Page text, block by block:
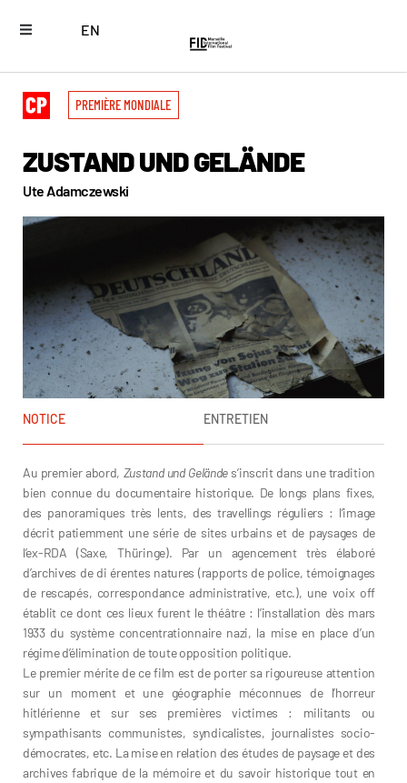
EN
PREMIÈRE MONDIALE
ZUSTAND UND GELÄNDE
Ute Adamczewski
NOTICE ENTRETIEN
Au premier abord, Zustand und Gelände s’inscrit dans une tradition
bien connue du documentaire historique. De longs plans fixes,
des panoramiques très lents, des travellings réguliers : l’image
décrit patiemment une série de sites urbains et de paysages de
l’ex-RDA (Saxe, Thüringe). Par un agencement très élaboré
d’archives de di érentes natures (rapports de police, témoignages
de rescapés, correspondance administrative, etc.), une voix off
établit ce dont ces lieux furent le théâtre : l’installation dès mars
1933 du système concentrationnaire nazi, la mise en place d’un
régime d’élimination de toute opposition politique.
Le premier mérite de ce film est de porter sa rigoureuse attention
sur un moment et une géographie méconnues de l’horreur
hitlérienne et sur ses premières victimes : militants ou
sympathisants communistes, syndicalistes, journalistes socio-
démocrates, etc. La mise en relation des études de paysage et des
archives fabrique de la mémoire et du savoir historique tout en